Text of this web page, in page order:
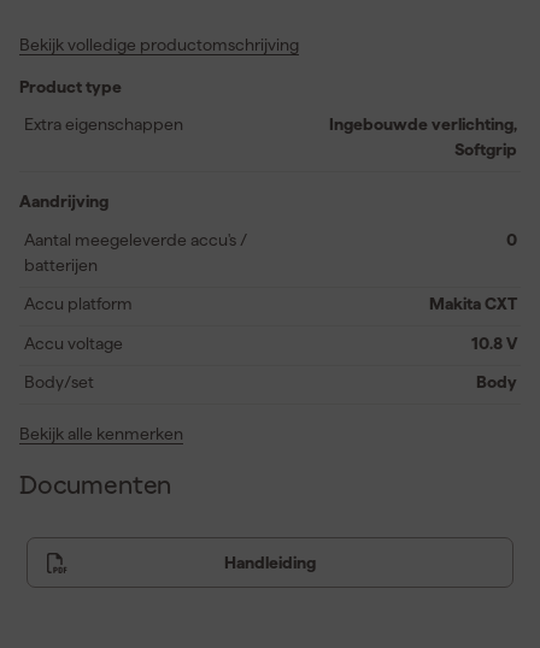
(niet meegeleverd). Dankzij de repeteerfunctie is hij zeer
beveiligingsmechanisme ongewild afschieten voorkomt. De
geïntegreerde LED-verlichting zorgt voor goed zicht op het
werkstuk, zelfs in slecht verlichte omgevingen. Het compacte
diepte-instelling helpt beschadiging van het materiaal te
professionals die precisie en mobiliteit vereisen.
Bekijk volledige productomschrijving
Product type
Extra eigenschappen
Ingebouwde verlichting,
Softgrip
Aandrijving
Aantal meegeleverde accu's /
batterijen
0
Accu platform Makita CXT
Accu voltage 10.8 V
Body/set Body
Bekijk alle kenmerken
Documenten
Handleiding